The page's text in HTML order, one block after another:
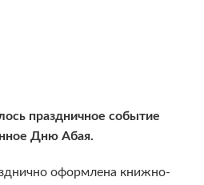
праздничное событие
Дню Абая.
оформлена книжно-